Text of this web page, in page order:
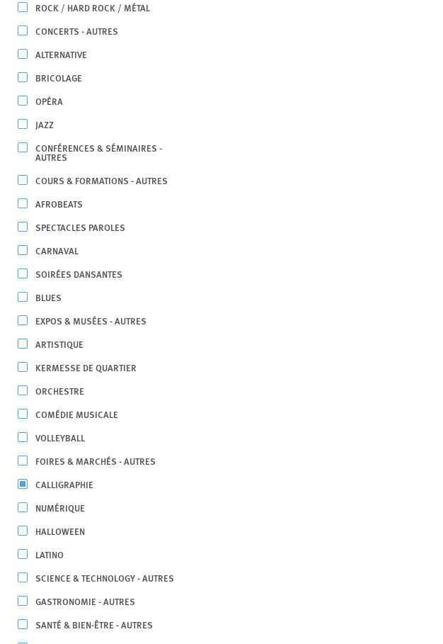
ROCK / HARD ROCK / MÉTAL
CONCERTS - AUTRES
ALTERNATIVE
BRICOLAGE
OPÉRA
JAZZ
CONFÉRENCES & SÉMINAIRES -
AUTRES
COURS & FORMATIONS - AUTRES
AFROBEATS
SPECTACLES PAROLES
CARNAVAL
SOIRÉES DANSANTES
BLUES
EXPOS & MUSÉES - AUTRES
ARTISTIQUE
KERMESSE DE QUARTIER
ORCHESTRE
COMÉDIE MUSICALE
VOLLEYBALL
FOIRES & MARCHÉS - AUTRES
CALLIGRAPHIE
NUMÉRIQUE
HALLOWEEN
LATINO
SCIENCE & TECHNOLOGY - AUTRES
GASTRONOMIE - AUTRES
SANTÉ & BIEN-ÊTRE - AUTRES